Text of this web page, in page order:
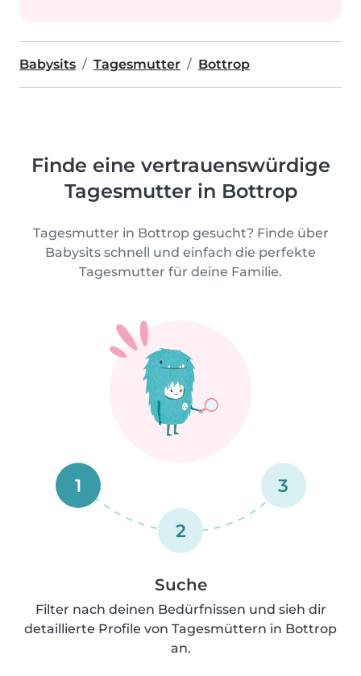
Babysits Tagesmutter Bottrop
Finde eine vertrauenswürdige
Tagesmutter in Bottrop
Tagesmutter in Bottrop gesucht? Finde über
Babysits schnell und einfach die perfekte
Tagesmutter für deine Familie.
1
2
3
Suche
Filter nach deinen Bedürfnissen und sieh dir
detaillierte Profile von Tagesmüttern in Bottrop
an.